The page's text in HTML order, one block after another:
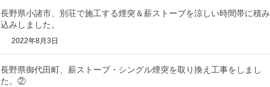
長野県小諸市、別荘で施工する煙突＆薪ストーブを涼しい時間帯に積み
込みしました。
2022年8月3日
長野県御代田町、薪ストーブ・シングル煙突を取り換え工事をしまし
た。②